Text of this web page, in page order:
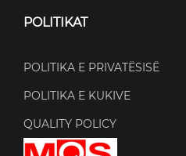
POLITIKAT
POLITIKA E PRIVATËSISË
POLITIKA E KUKIVE
QUALITY POLICY